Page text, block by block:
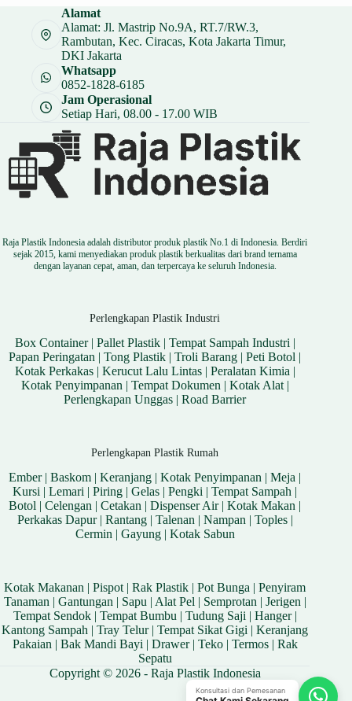
Rp 24.000.
adalah:
Rp 18.000.
Alamat
Alamat: Jl. Mastrip No.9A, RT.7/RW.3,
Rambutan, Kec. Ciracas, Kota Jakarta Timur,
DKI Jakarta
Whatsapp
0852-1828-6185
Jam Operasional
Setiap Hari, 08.00 - 17.00 WIB
Raja Plastik Indonesia adalah distributor produk plastik No.1 di Indonesia. Berdiri
sejak 2015, kami menyediakan produk plastik berkualitas dari brand ternama
dengan layanan cepat, aman, dan terpercaya ke seluruh Indonesia.
Perlengkapan Plastik Industri
Box Container| Pallet Plastik| Tempat Sampah Industri |
Papan Peringatan |Tong Plastik |Troli Barang |Peti Botol |
Kotak Perkakas| Kerucut Lalu Lintas| Peralatan Kimia |
Kotak Penyimpanan | Tempat Dokumen | Kotak Alat|
Perlengkapan Unggas |Road Barrier
Perlengkapan Plastik Rumah
Ember|Baskom |Keranjang |Kotak Penyimpanan |Meja |
Kursi |Lemari |Piring |Gelas |Pengki |Tempat Sampah |
Botol |Celengan |Cetakan |Dispenser Air|Kotak Makan |
Perkakas Dapur| Rantang| Talenan| Nampan| Toples|
Cermin| Gayung| Kotak Sabun
Kotak Makanan |Pispot|Rak Plastik |Pot Bunga |Penyiram
Tanaman| Gantungan| Sapu| Alat Pel| Semprotan| Jerigen|
Tempat Sendok| Tempat Bumbu| Tudung Saji| Hanger|
Kantong Sampah |Tray Telur|Tempat Sikat Gigi |Keranjang
Pakaian| Bak Mandi Bayi| Drawer| Teko| Termos| Rak
Sepatu
Copyright © 2026 - Raja Plastik Indonesia
Konsultasi dan Pemesanan